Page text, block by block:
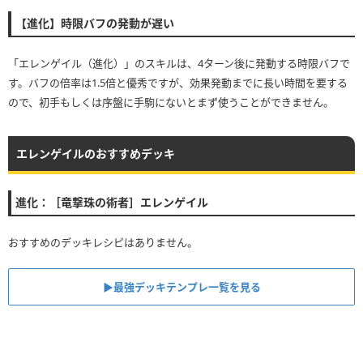
【進化】時限バフの発動が遅い
「エレンゲイル（進化）」のスキルは、4ターン後に発動する時限バフで
す。バフの倍率は1.5倍と優秀ですが、効果発動までに長い時間を要する
ので、初手もしくは序盤に手駒にないとまず使うことができません。
エレンゲイルのおすすめデッキ
進化：［竜撃珠の術者］エレンゲイル
おすすめのデッキレシピはありません。
▶︎最強デッキテンプレ一覧を見る